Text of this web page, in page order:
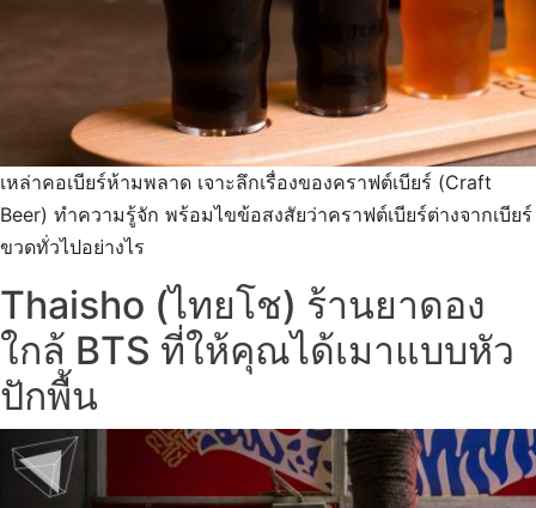
เหล่าคอเบียร์ห้ามพลาด เจาะลึกเรื่องของคราฟต์เบียร์ (Craft
Beer) ทำความรู้จัก พร้อมไขข้อสงสัยว่าคราฟต์เบียร์ต่างจากเบียร์
ขวดทั่วไปอย่างไร
Thaisho (ไทยโช) ร้านยาดอง
ใกล้ BTS ที่ให้คุณได้เมาแบบหัว
ปักพื้น